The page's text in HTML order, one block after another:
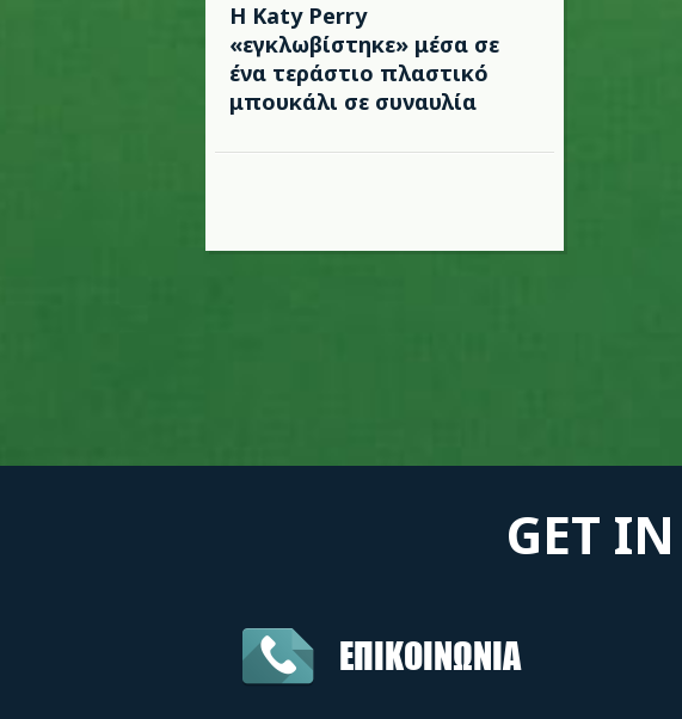
H Katy Perry
«εγκλωβίστηκε» μέσα σε
ένα τεράστιο πλαστικό
μπουκάλι σε συναυλία
GET
ΕΠΙΚΟΙΝΩΝΙΑ